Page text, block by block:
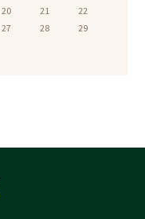
20 21
22
27 28
29